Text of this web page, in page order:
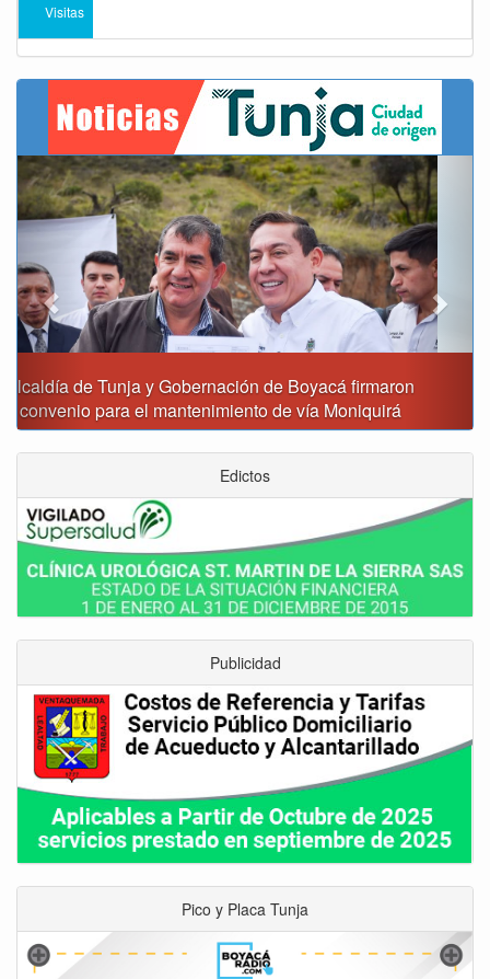
Visitas
Reporte del tiempo en Boyacá para el viernes
Previous Next
Edictos
Publicidad
Pico y Placa Tunja